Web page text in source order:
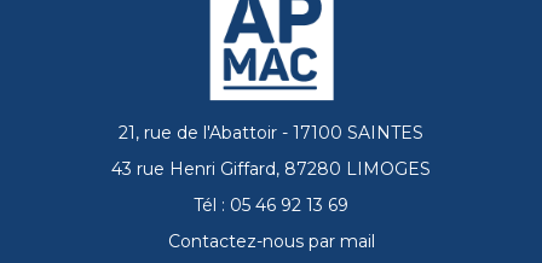
21, rue de l'Abattoir - 17100 SAINTES
43 rue Henri Giffard, 87280 LIMOGES
Tél : 05 46 92 13 69
Contactez-nous par mail